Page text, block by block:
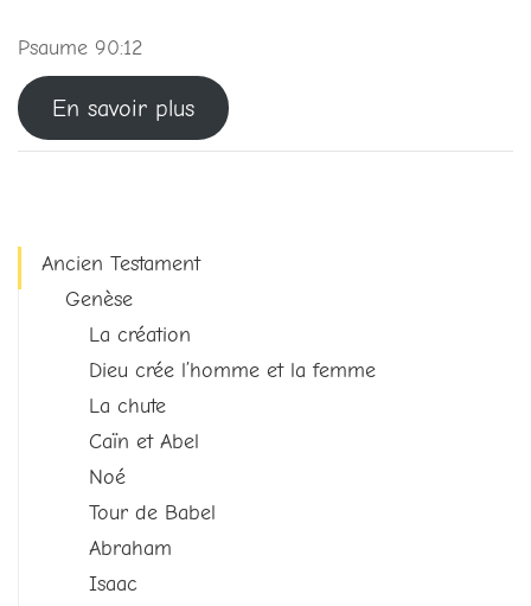
Psaume 90:12
En savoir plus
Ancien Testament
Genèse
La création
Dieu crée l’homme et la femme
La chute
Caïn et Abel
Noé
Tour de Babel
Abraham
Isaac